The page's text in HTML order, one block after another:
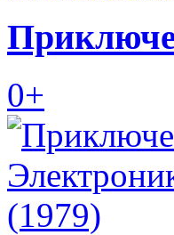
0+